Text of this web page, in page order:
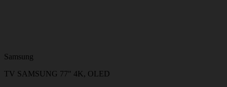
Samsung
TV SAMSUNG 77" 4K, OLED